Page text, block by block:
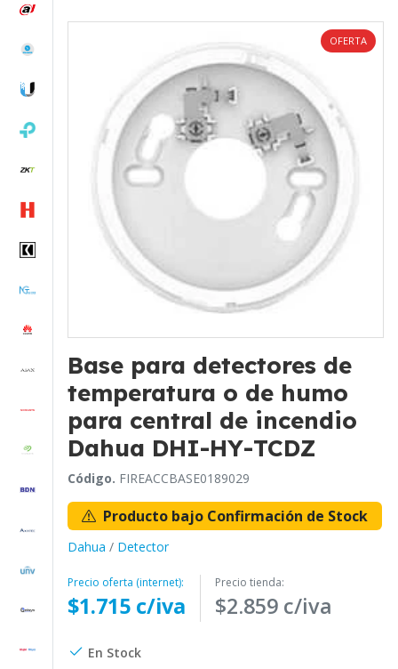
OFERTA
Base para detectores de
temperatura o de humo
para central de incendio
Dahua DHI-HY-TCDZ
Código. FIREACCBASE0189029
Producto bajo Confirmación de Stock
Dahua / Detector
Precio oferta (internet):
$1.715 c/iva
Precio tienda:
$2.859 c/iva
En Stock